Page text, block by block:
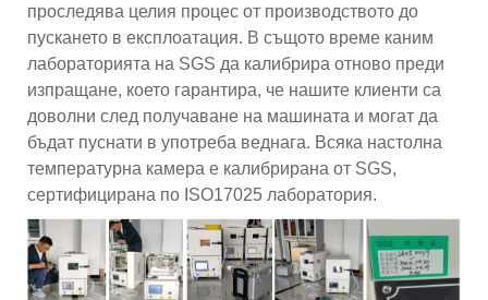
проследява целия процес от производството до
пускането в експлоатация. В същото време каним
лабораторията на SGS да калибрира отново преди
изпращане, което гарантира, че нашите клиенти са
доволни след получаване на машината и могат да
бъдат пуснати в употреба веднага. Всяка настолна
температурна камера е калибрирана от SGS,
сертифицирана по ISO17025 лаборатория.